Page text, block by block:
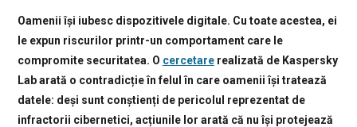
Oameniiîși iubesc dispozitivele digitale. Cu toate acestea, ei
le expun riscurilor printr-un comportament care le
compromite securitatea. O cercetarerealizată de Kaspersky
Lab arată o contradicție în felul în care oamenii își tratează
datele: deși sunt conștienți de pericolul reprezentat de
infractorii cibernetici, acțiunile lor arată că nu își protejează